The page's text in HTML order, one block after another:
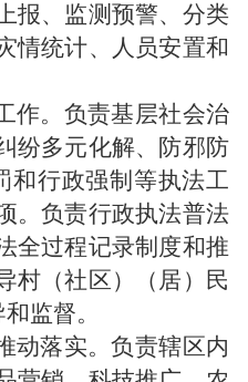
报、监测预警、分类
情统计、人员安置和
作。负责基层社会治
纷多元化解、防邪防
和行政强制等执法工
。负责行政执法普法
全过程记录制度和推
村（社区）（居）民
监督。
动落实。负责辖区内